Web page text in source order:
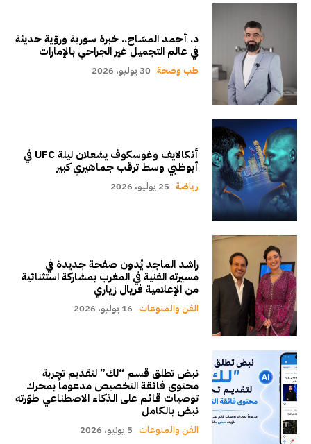
د. أحمد المسّاح.. خبرة سورية ورؤية حديثة
في عالم التجميل غير الجراحي بالإمارات
طب وصحة 30 يوليو، 2026
أنكالايف وغوسكوف يشعلان ليلة UFC في
أبوظبي وسط ترقب جماهيري كبير
رياضة 25 يوليو، 2026
راشد الماجد يُدون صفحة جديدة في
مسيرته الفنية في المغرب بمشاركة استثنائية
من الإعلامية فريال زياري
الفن والمنوعات 16 يوليو، 2026
نبض تطلق قسم “لك” لتقديم تجربة
محتوى فائقة التخصيص مدعوماً بمحرك
توصيات قائم على الذكاء الاصطناعي طوّرته
نبض بالكامل
الفن والمنوعات 5 يونيو، 2026